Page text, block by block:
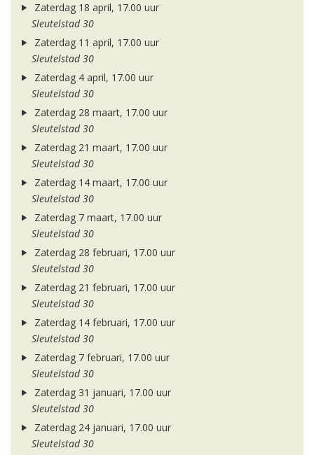
Zaterdag 18 april, 17.00 uur
Sleutelstad 30
Zaterdag 11 april, 17.00 uur
Sleutelstad 30
Zaterdag 4 april, 17.00 uur
Sleutelstad 30
Zaterdag 28 maart, 17.00 uur
Sleutelstad 30
Zaterdag 21 maart, 17.00 uur
Sleutelstad 30
Zaterdag 14 maart, 17.00 uur
Sleutelstad 30
Zaterdag 7 maart, 17.00 uur
Sleutelstad 30
Zaterdag 28 februari, 17.00 uur
Sleutelstad 30
Zaterdag 21 februari, 17.00 uur
Sleutelstad 30
Zaterdag 14 februari, 17.00 uur
Sleutelstad 30
Zaterdag 7 februari, 17.00 uur
Sleutelstad 30
Zaterdag 31 januari, 17.00 uur
Sleutelstad 30
Zaterdag 24 januari, 17.00 uur
Sleutelstad 30